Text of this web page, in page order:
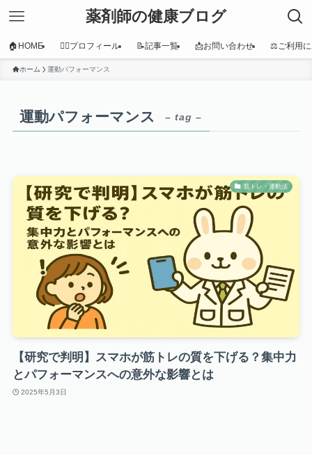
薬剤師の健康ブログ
🏠HOME 👩‍⚕️プロフィール 📝記事一覧 📩お問い合わせ ⚖️ご利用
ホーム 運動パフォーマンス
運動パフォーマンス – tag –
筋トレ・運動法
【研究で判明】スマホが筋トレの質を下げる？集中力
とパフォーマンスへの意外な影響とは
2025年5月3日